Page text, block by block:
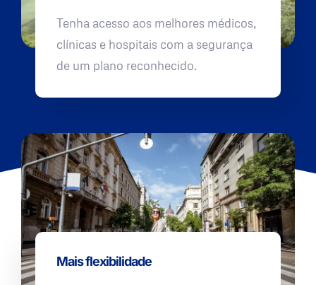
Tenha acesso aos melhores médicos,
clínicas e hospitais com a segurança
de um plano reconhecido.
Mais flexibilidade